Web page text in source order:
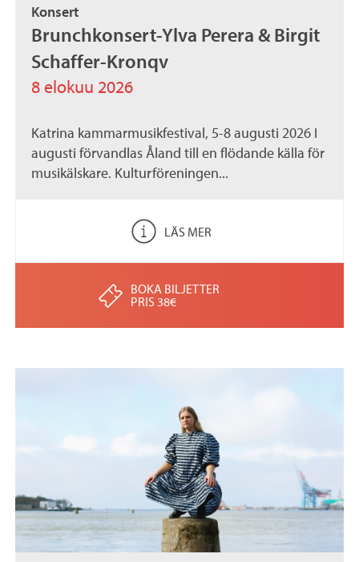
Konsert
Brunchkonsert-Ylva Perera & Birgit
Schaffer-Kronqv
8 elokuu 2026
Katrina kammarmusikfestival, 5-8 augusti 2026 I
augusti förvandlas Åland till en flödande källa för
musikälskare. Kulturföreningen...
LÄS MER
BOKA BILJETTER
PRIS 38€